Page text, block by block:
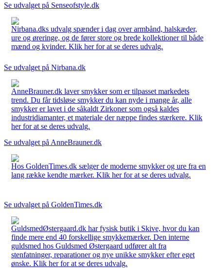
Se udvalget på Senseofstyle.dk
Nirbana.dks udvalg spænder i dag over armbånd, halskæder,
ure og øreringe, og de fører store og brede kollektioner til både
mænd og kvinder. Klik her for at se deres udvalg.
Se udvalget på Nirbana.dk
AnneBrauner.dk laver smykker som er tilpasset markedets
trend. Du får tidsløse smykker du kan nyde i mange år, alle
smykker er lavet i de såkaldt Zirkoner som også kaldes
industridiamanter, et materiale der næppe findes stærkere. Klik
her for at se deres udvalg.
Se udvalget på AnneBrauner.dk
Hos GoldenTimes.dk sælger de moderne smykker og ure fra en
lang række kendte mærker. Klik her for at se deres udvalg.
Se udvalget på GoldenTimes.dk
GuldsmedØstergaard.dk har fysisk butik i Skive, hvor du kan
finde mere end 40 forskellige smykkemærker. Den interne
guldsmed hos Guldsmed Østergaard udfører alt fra
stenfatninger, reparationer og nye unikke smykker efter eget
ønske. Klik her for at se deres udvalg.